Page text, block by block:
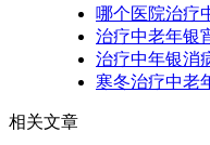
哪个医院治疗
治疗中老年银
治疗中年银消
寒冬治疗中老
相关文章